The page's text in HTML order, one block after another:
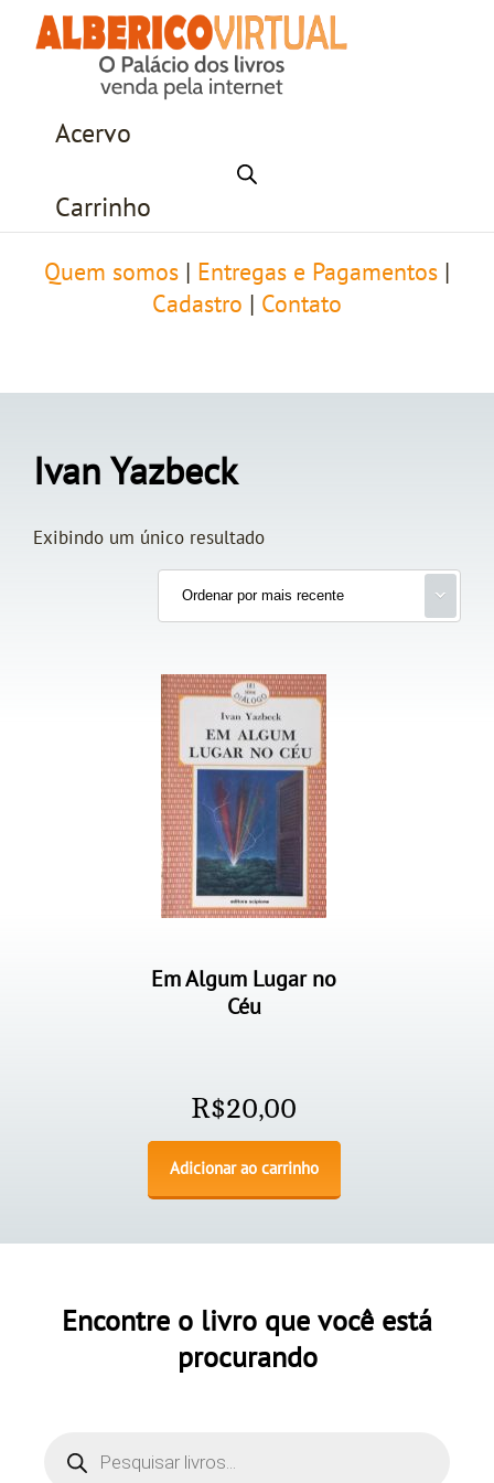
Acervo
Carrinho
Quem somos Entregas e Pagamentos
Cadastro
Contato
Ivan Yazbeck
Exibindo um único resultado
Em Algum Lugar no
Céu
R$20,00
Adicionar ao carrinho
Encontre o livro que você está
procurando